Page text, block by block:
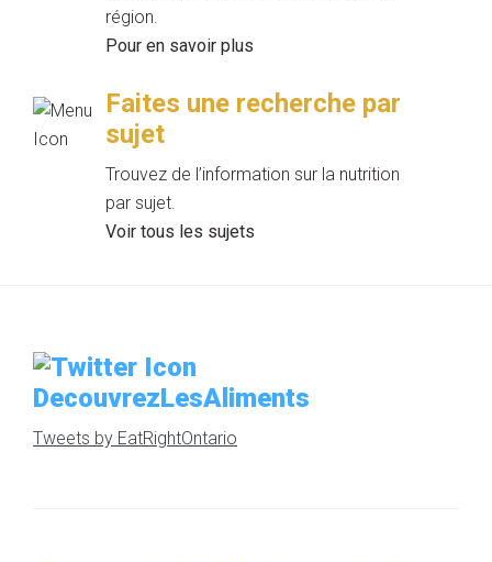
région.
Pour en savoir plus
Faites une recherche par
sujet
Trouvez de l’information sur la nutrition
par sujet.
Voir tous les sujets
DecouvrezLesAliments
Tweets by EatRightOntario